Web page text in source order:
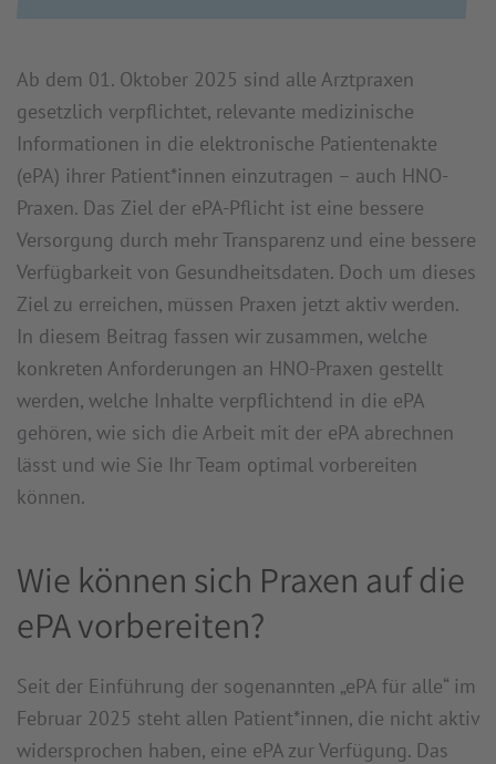
Ab dem 01. Oktober 2025 sind alle Arztpraxen
gesetzlich verpflichtet, relevante medizinische
Informationen in die elektronische Patientenakte
(ePA) ihrer Patient*innen einzutragen – auch HNO-
Praxen. Das Ziel der ePA-Pflicht ist eine bessere
Versorgung durch mehr Transparenz und eine bessere
Verfügbarkeit von Gesundheitsdaten. Doch um dieses
Ziel zu erreichen, müssen Praxen jetzt aktiv werden.
In diesem Beitrag fassen wir zusammen, welche
konkreten Anforderungen an HNO-Praxen gestellt
werden, welche Inhalte verpflichtend in die ePA
gehören, wie sich die Arbeit mit der ePA abrechnen
lässt und wie Sie Ihr Team optimal vorbereiten
können.
Wie können sich Praxen auf die
ePA vorbereiten?
Seit der Einführung der sogenannten „ePA für alle“ im
Februar 2025 steht allen Patient*innen, die nicht aktiv
widersprochen haben, eine ePA zur Verfügung. Das